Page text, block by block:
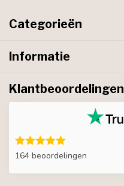
Categorieën
Informatie
Klantbeoordelingen
164 beoordelingen